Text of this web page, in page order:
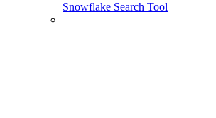
Snowflake Search Tool